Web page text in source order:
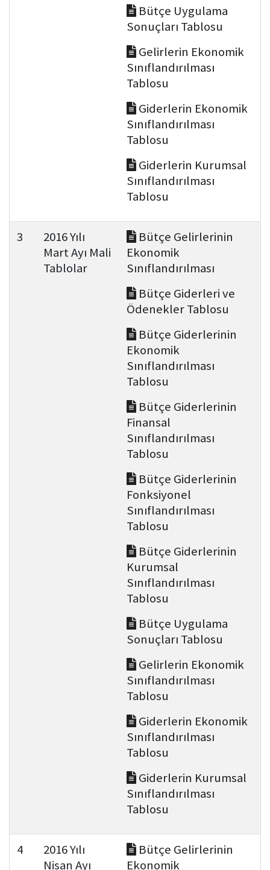
Bütçe Uygulama
Sonuçları Tablosu
Gelirlerin Ekonomik
Sınıflandırılması
Tablosu
Giderlerin Ekonomik
Sınıflandırılması
Tablosu
Giderlerin Kurumsal
Sınıflandırılması
Tablosu
3
2016 Yılı
Mart Ayı Mali
Tablolar
Bütçe Gelirlerinin
Ekonomik
Sınıflandırılması
Bütçe Giderleri ve
Ödenekler Tablosu
Bütçe Giderlerinin
Ekonomik
Sınıflandırılması
Tablosu
Bütçe Giderlerinin
Finansal
Sınıflandırılması
Tablosu
Bütçe Giderlerinin
Fonksiyonel
Sınıflandırılması
Tablosu
Bütçe Giderlerinin
Kurumsal
Sınıflandırılması
Tablosu
Bütçe Uygulama
Sonuçları Tablosu
Gelirlerin Ekonomik
Sınıflandırılması
Tablosu
Giderlerin Ekonomik
Sınıflandırılması
Tablosu
Giderlerin Kurumsal
Sınıflandırılması
Tablosu
4
2016 Yılı
Nisan Ayı
Bütçe Gelirlerinin
Ekonomik